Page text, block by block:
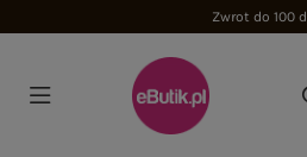
Zwrot do 100